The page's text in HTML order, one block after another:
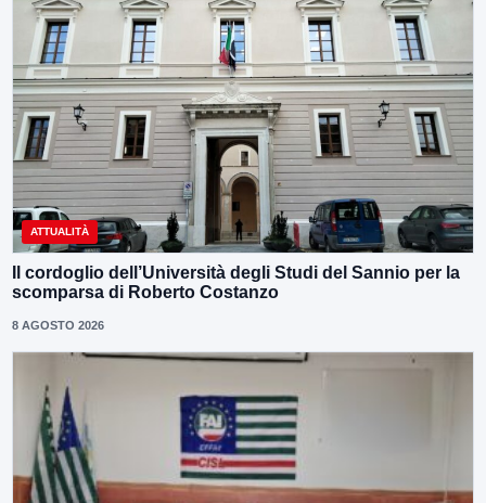
ATTUALITÀ
Il cordoglio dell’Università degli Studi del Sannio per la
scomparsa di Roberto Costanzo
8 AGOSTO 2026